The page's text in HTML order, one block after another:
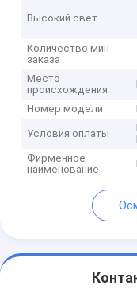
Высокий свет
Количество мин
заказа
Место
происхождения
Номер модели
Условия оплаты
Фирменное
наименование